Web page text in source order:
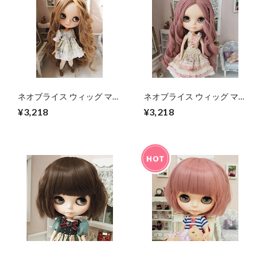
ネオブライス ウィッグ マー
ブラウン(MiB) 10インチ/ド
¥3,218
ネオブライス ウィッグ マー
ーピンク 10インチ/ドール
¥3,218